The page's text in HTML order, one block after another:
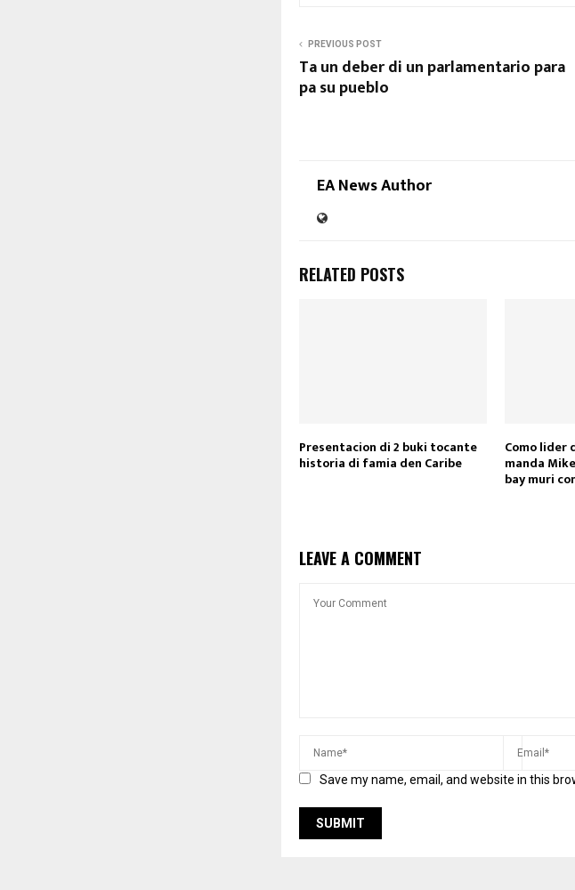
PREVIOUS POST
Ta un deber di un parlamentario para
pa su pueblo
EA News Author
RELATED POSTS
Presentacion di 2 buki tocante
historia di famia den Caribe
Como lider
manda
bay muri
LEAVE A COMMENT
Save my name, email, and website in this